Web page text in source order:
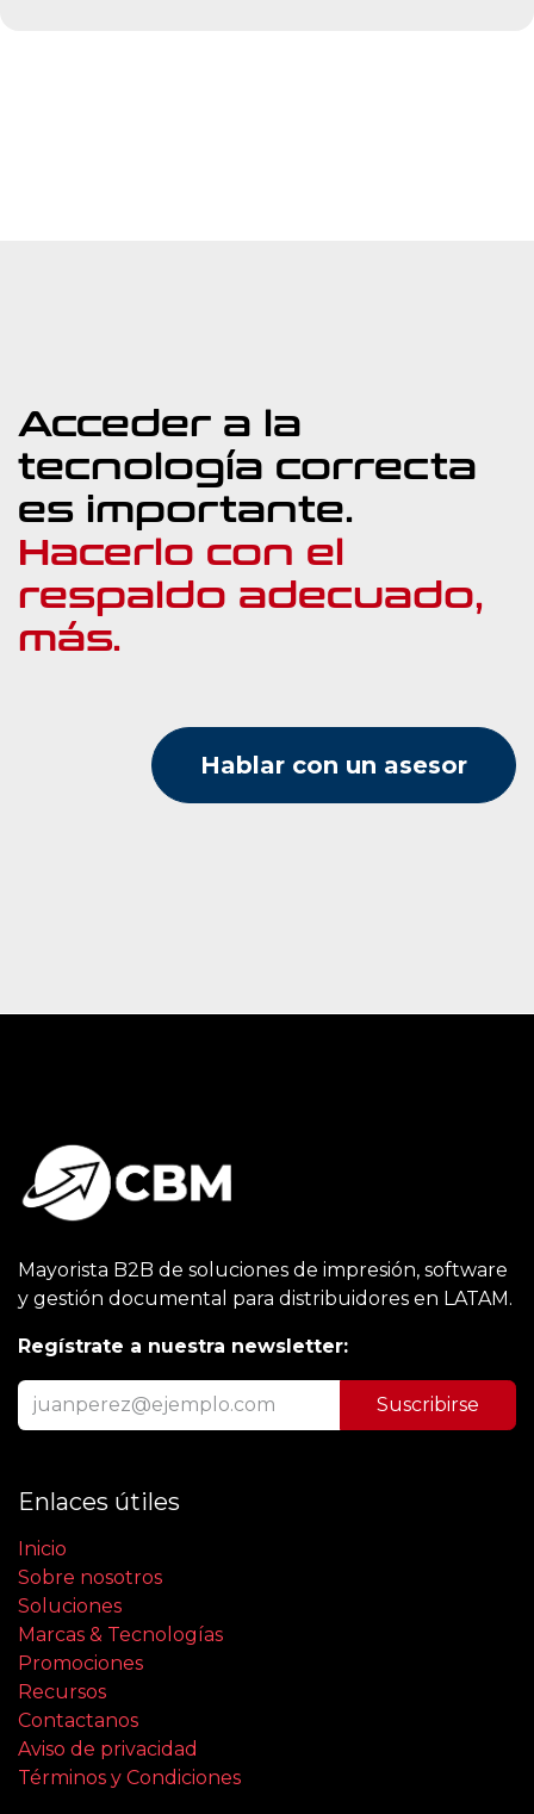
Acceder a la
tecnología correcta
es importante.
Hacerlo con el
respaldo adecuado,
más.
Hablar con un asesor
Mayorista B2B de soluciones de impresión, software
y gestión documental para distribuidores en LATAM.
Regístrate a nuestra newsletter:
Suscribirse
Enlaces útiles
Inicio
Sobre nosotros
Soluciones
Marcas & Tecnologías
Promociones
Recursos
Contactanos
Aviso de privacidad
Términos y Condiciones